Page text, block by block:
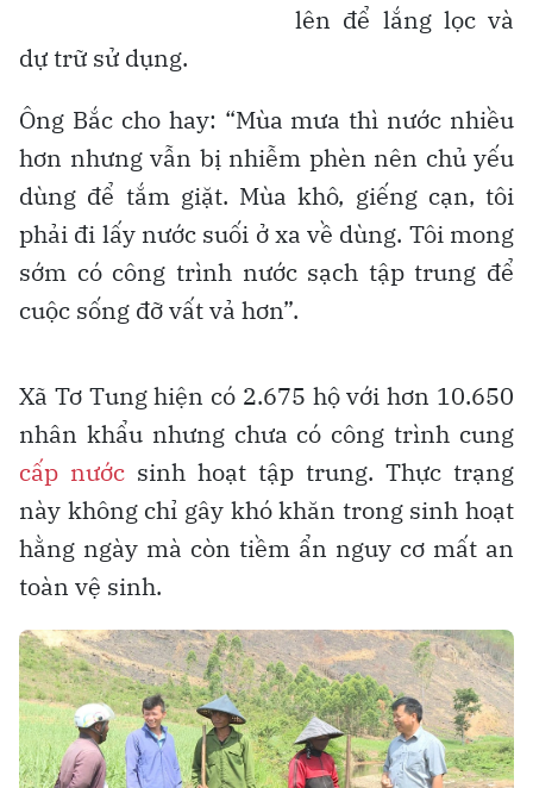
lên để lắng lọc và
dự trữ sử dụng.
Ông Bắc cho hay: “Mùa mưa thì nước nhiều
hơn nhưng vẫn bị nhiễm phèn nên chủ yếu
dùng để tắm giặt. Mùa khô, giếng cạn, tôi
phải đi lấy nước suối ở xa về dùng. Tôi mong
sớm có công trình nước sạch tập trung để
cuộc sống đỡ vất vả hơn”.
Xã Tơ Tung hiện có 2.675 hộ với hơn 10.650
nhân khẩu nhưng chưa có công trình cung
cấp nước sinh hoạt tập trung. Thực trạng
này không chỉ gây khó khăn trong sinh hoạt
hằng ngày mà còn tiềm ẩn nguy cơ mất an
toàn vệ sinh.